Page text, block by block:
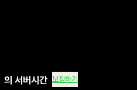
의 서버시간 보정하기